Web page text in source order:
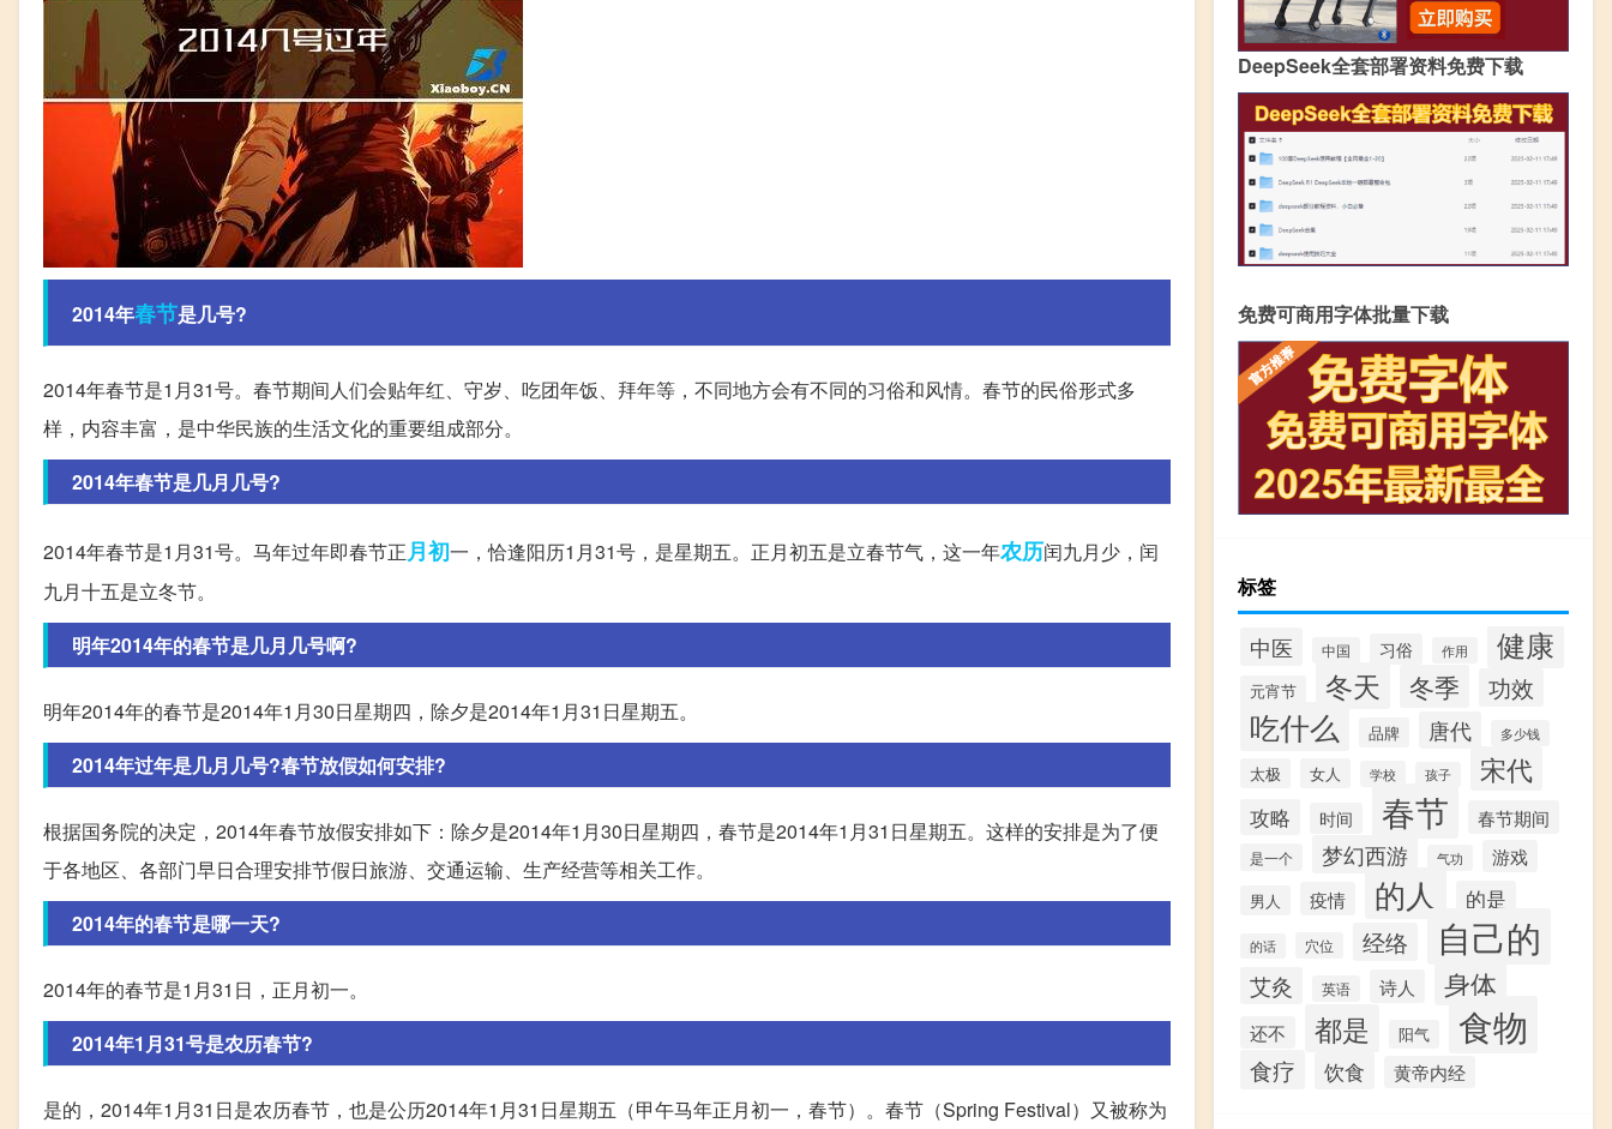
2014年春节是几号?
2014年春节是1月31号。春节期间人们会贴年红、守岁、吃团年饭、拜年等，不同地方会有不同的习俗和风情。春节的民俗形式多
样，内容丰富，是中华民族的生活文化的重要组成部分。
2014年春节是几月几号?
2014年春节是1月31号。马年过年即春节正月初一，恰逢阳历1月31号，是星期五。正月初五是立春节气，这一年农历闰九月少，闰
九月十五是立冬节。
明年2014年的春节是几月几号啊?
明年2014年的春节是2014年1月30日星期四，除夕是2014年1月31日星期五。
2014年过年是几月几号?春节放假如何安排?
根据国务院的决定，2014年春节放假安排如下：除夕是2014年1月30日星期四，春节是2014年1月31日星期五。这样的安排是为了便
于各地区、各部门早日合理安排节假日旅游、交通运输、生产经营等相关工作。
2014年的春节是哪一天?
2014年的春节是1月31日，正月初一。
2014年1月31号是农历春节?
是的，2014年1月31日是农历春节，也是公历2014年1月31日星期五（甲午马年正月初一，春节）。春节（Spring Festival）又被称为
DeepSeek全套部署资料免费下载
免费可商用字体批量下载
标签
中医 中国 习俗 作用 健康
元宵节 冬天 冬季 功效
吃什么 品牌 唐代 多少钱
太极 女人 学校 孩子 宋代
攻略 时间 春节 春节期间
是一个 梦幻西游 气功 游戏
男人 疫情 的人 的是
的话 穴位 经络 自己的
艾灸 英语 诗人 身体
还不 都是 阳气 食物
食疗 饮食 黄帝内经